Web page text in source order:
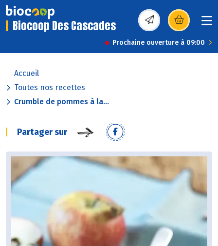
Biocoop Des Cascades (s’ouvre dans une
Prochaine ouverture à 09:00
Accueil
Toutes nos recettes
Crumble de pommes à la...
Partager sur